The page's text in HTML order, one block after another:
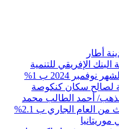
أطار
الإفريقي للتنمية
2024 ب 1%
أحمد الطالب محمد
العام الجاري ب 2.1%